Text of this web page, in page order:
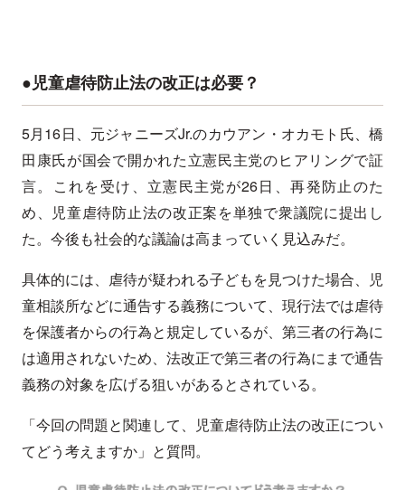
●児童虐待防止法の改正は必要？
5月16日、元ジャニーズJr.のカウアン・オカモト氏、橋
田康氏が国会で開かれた立憲民主党のヒアリングで証
言。これを受け、立憲民主党が26日、再発防止のた
め、児童虐待防止法の改正案を単独で衆議院に提出し
た。今後も社会的な議論は高まっていく見込みだ。
具体的には、虐待が疑われる子どもを見つけた場合、児
童相談所などに通告する義務について、現行法では虐待
を保護者からの行為と規定しているが、第三者の行為に
は適用されないため、法改正で第三者の行為にまで通告
義務の対象を広げる狙いがあるとされている。
「今回の問題と関連して、児童虐待防止法の改正につい
てどう考えますか」と質問。